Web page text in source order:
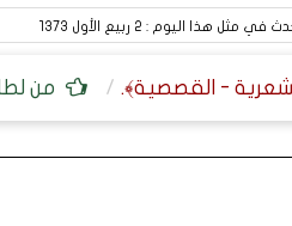
في مثل هذا اليوم : 2 ربيع الأول 1373
من